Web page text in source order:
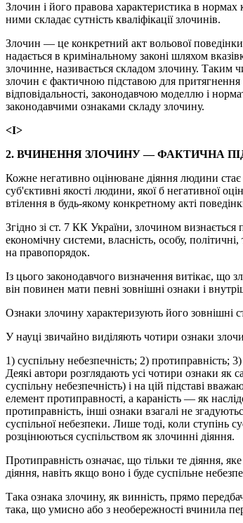
Злочин і його правова характеристика в нормах
ними складає сутність кваліфікації злочинів.
Злочин — це конкретний акт вольової
надається в кримінальному законі шляхом
злочинне, називається складом злочину. Таким
злочин є фактичною підставою для притягнення
відповідальності, законодавчою моделлю і
законодавчими ознаками складу злочину.
<І>
2. ВЧИНЕННЯ ЗЛОЧИНУ — ФАКТИЧНА
Кожне негативно оцінюване діяння людини стає
суб'єктивні якості людини, якої б негативної
втілення в будь-якому конкретному акті
Згідно зі ст. 7 КК України, злочином визнається
економічну системи, власність, особу,
на правопорядок.
Із цього законодавчого визначення витікає, що
він повинен мати певні зовнішні ознаки і
Ознаки злочину характеризують його зовнішні
У науці звичайно виділяють чотири ознаки
1) суспільну небезпечність; 2) протиправність;
Деякі автори розглядають усі чотири ознаки як
суспільну небезпечність) і на цій підставі
елемент протиправності, а караність — як
протиправність, інші ознаки взагалі не
суспільної небезпеки. Лише тоді, коли ступінь
розцінюються суспільством як злочинні діяння.
Протиправність означає, що тільки те діяння,
діяння, навіть якщо воно і буде суспільне
Така ознака злочину, як винність, прямо
така, що умисно або з необережності вчинила